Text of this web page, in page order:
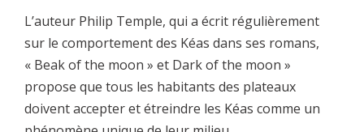
L’auteur Philip Temple, qui a écrit régulièrement
sur le comportement des Kéas dans ses romans,
« Beak of the moon » et Dark of the moon »
propose que tous les habitants des plateaux
doivent accepter et étreindre les Kéas comme un